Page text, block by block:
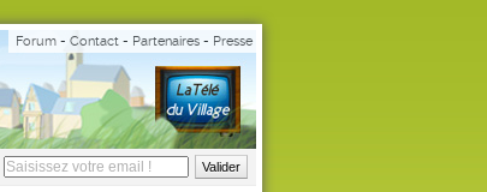
Forum - Contact - Partenaires - Presse